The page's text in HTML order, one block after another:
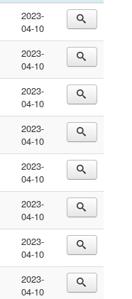
2023-
04-10
2023-
04-10
2023-
04-10
2023-
04-10
2023-
04-10
2023-
04-10
2023-
04-10
2023-
04-10